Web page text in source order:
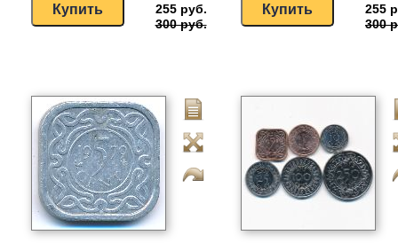
255 руб.
300 руб.
255
300